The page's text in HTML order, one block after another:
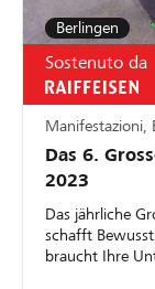
Berlingen
Sostenuto da
Manifestazioni,
Das 6.
2023
Das jährliche
schafft
braucht Ihre